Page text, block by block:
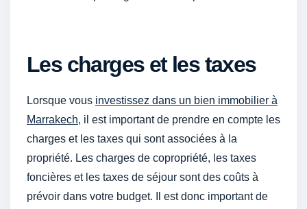
Les charges et les taxes
Lorsque vous investissez dans un bien immobilier à
Marrakech, il est important de prendre en compte les
charges et les taxes qui sont associées à la
propriété. Les charges de copropriété, les taxes
foncières et les taxes de séjour sont des coûts à
prévoir dans votre budget. Il est donc important de